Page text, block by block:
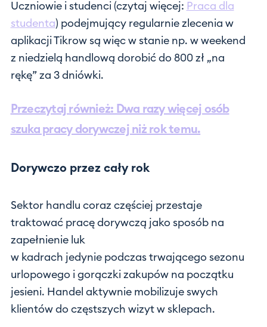
Uczniowie i studenci (czytaj więcej: Praca dla
studenta) podejmujący regularnie zlecenia w
aplikacji Tikrow są więc w stanie np. w weekend
z niedzielą handlową dorobić do 800 zł „na
rękę” za 3 dniówki.
Przeczytaj również: Dwa razy więcej osób
szuka pracy dorywczej niż rok temu.
Dorywczo przez cały rok
Sektor handlu coraz częściej przestaje
traktować pracę dorywczą jako sposób na
zapełnienie luk
w kadrach jedynie podczas trwającego sezonu
urlopowego i gorączki zakupów na początku
jesieni. Handel aktywnie mobilizuje swych
klientów do częstszych wizyt w sklepach.